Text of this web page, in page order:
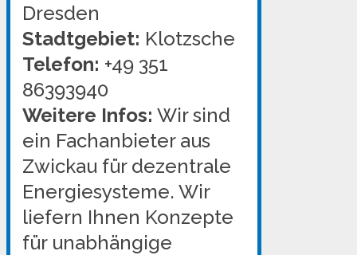
Dresden
Stadtgebiet: Klotzsche
Telefon: +49 351
86393940
Weitere Infos: Wir sind
ein Fachanbieter aus
Zwickau für dezentrale
Energiesysteme. Wir
liefern Ihnen Konzepte
für unabhängige